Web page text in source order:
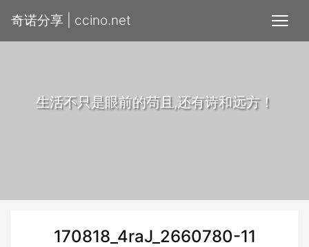
奇诺分享 | ccino.net
生活不只是眼前的苟且,还有诗和远方！
170818_4raJ_2660780-11